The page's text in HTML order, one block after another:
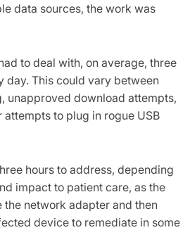
data sources, the work was
to deal with, on average, three
day. This could vary between
unapproved download attempts,
to plug in rogue USB
hours to address, depending
impact to patient care, as the
network adapter and then
device to remediate in some